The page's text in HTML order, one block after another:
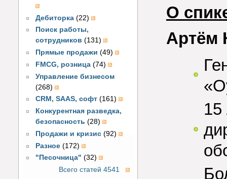
Дебиторка (22)
Поиск работы,
сотрудников (131)
Прямые продажи (49)
FMCG, розница (74)
Управление бизнесом
(268)
CRM, SAAS, софт (161)
Конкурентная разведка,
безопасность (28)
Продажи и кризис (92)
Разное (172)
"Песочница" (32)
Всего статей 4541
О
Артём